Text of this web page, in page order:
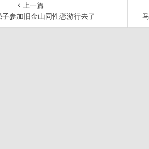
上一篇
参加旧金山同性恋游行去了